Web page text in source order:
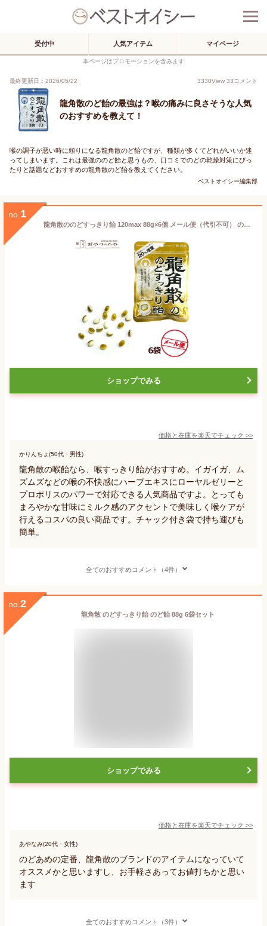
受付中 人気アイテム マイページ
本ページはプロモーションを含みます
最終更新日：2026/05/22 3330View 33コメント
龍角散のど飴の最強は？喉の痛みに良さそうな人気
のおすすめを教えて！
喉の調子が悪い時に頼りになる龍角散のど飴ですが、種類が多くてどれがいいか迷
ってしまいます。これは最強ののど飴と思うもの、口コミでのどの乾燥対策にぴっ
たりと話題などおすすめの龍角散のど飴を教えてください。
ベストオイシー編集部
no. 1
龍角散ののどすっきり飴 120max 88g×6個 メール便（代引不可） のど飴
ショップでみる
価格と在庫を楽天でチェック >>
かりんちょ(50代・男性)
龍角散の喉飴なら、喉すっきり飴がおすすめ。イガイガ、ム
ズムズなどの喉の不快感にハーブエキスにローヤルゼリーと
プロポリスのパワーで対応できる人気商品ですよ。とっても
まろやかな甘味にミルク感のアクセントで美味しく喉ケアが
行えるコスパの良い商品です。チャック付き袋で持ち運びも
簡単。
全てのおすすめコメント（4件）
no. 2
龍角散 のどすっきり飴 のど飴 88g 6袋セット
ショップでみる
価格と在庫を楽天でチェック >>
あやなみ(20代・女性)
のどあめの定番、龍角散のブランドのアイテムになっていて
オススメかと思いますし、お手軽さあってお値打ちかと思い
ます
全てのおすすめコメント（3件）